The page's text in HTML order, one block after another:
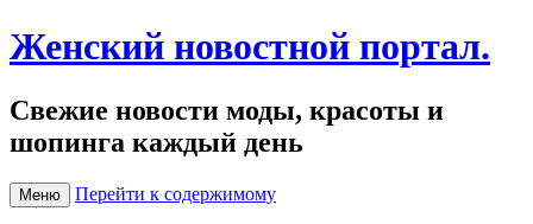
Женский новостной портал.
Свежие новости моды, красоты и
шопинга каждый день
Меню Перейти к содержимому